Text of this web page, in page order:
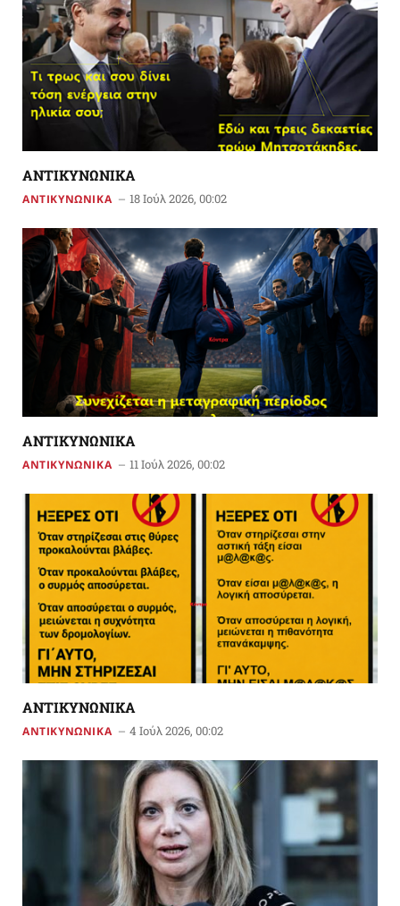
ΑΝΤΙΚΥΝΩΝΙΚΑ
ΑΝΤΙΚΥΝΩΝΙΚΑ 18 Ιούλ 2026, 00:02
ΑΝΤΙΚΥΝΩΝΙΚΑ
ΑΝΤΙΚΥΝΩΝΙΚΑ 11 Ιούλ 2026, 00:02
ΑΝΤΙΚΥΝΩΝΙΚΑ
ΑΝΤΙΚΥΝΩΝΙΚΑ 4 Ιούλ 2026, 00:02